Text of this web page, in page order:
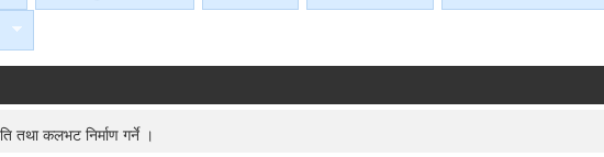
तथा कलभट निर्माण गर्ने ।